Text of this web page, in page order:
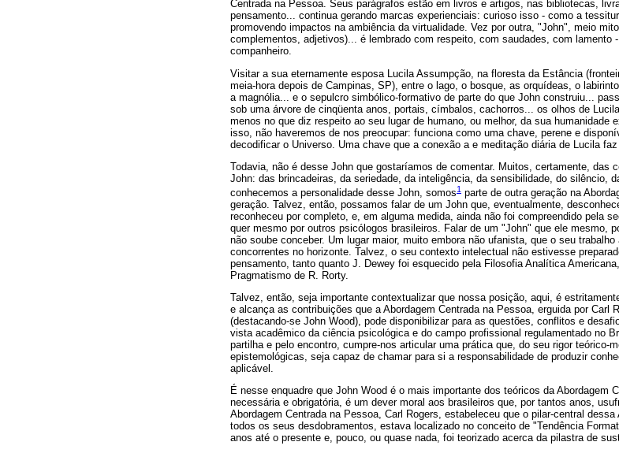
Centrada na Pessoa. Seus parágrafos estão em livros e artigos, nas bibliotecas,
pensamento... continua gerando marcas experienciais: curioso isso - como a
promovendo impactos na ambiência da virtualidade. Vez por outra, "John", meio
complementos, adjetivos)... é lembrado com respeito, com saudades, com lamento
companheiro.
Visitar a sua eternamente esposa Lucila Assumpção, na floresta da Estância
meia-hora depois de Campinas, SP), entre o lago, o bosque, as orquídeas, o
a magnólia... e o sepulcro simbólico-formativo de parte do que John construiu...
sob uma árvore de cinqüenta anos, portais, címbalos, cachorros... os olhos de
menos no que diz respeito ao seu lugar de humano, ou melhor, da sua humanidade
isso, não haveremos de nos preocupar: funciona como uma chave, perene e
decodificar o Universo. Uma chave que a conexão a e meditação diária de Lucila faz
Todavia, não é desse John que gostaríamos de comentar. Muitos, certamente, das
John: das brincadeiras, da seriedade, da inteligência, da sensibilidade, do silêncio,
conhecemos a personalidade desse John, somos1 parte de outra geração na
geração. Talvez, então, possamos falar de um John que, eventualmente,
reconheceu por completo, e, em alguma medida, ainda não foi compreendido pela
quer mesmo por outros psicólogos brasileiros. Falar de um "John" que ele mesmo,
não soube conceber. Um lugar maior, muito embora não ufanista, que o seu
concorrentes no horizonte. Talvez, o seu contexto intelectual não estivesse
pensamento, tanto quanto J. Dewey foi esquecido pela Filosofia Analítica
Pragmatismo de R. Rorty.
Talvez, então, seja importante contextualizar que nossa posição, aqui, é
e alcança as contribuições que a Abordagem Centrada na Pessoa, erguida por Carl
(destacando-se John Wood), pode disponibilizar para as questões, conflitos e
vista acadêmico da ciência psicológica e do campo profissional regulamentado no
partilha e pelo encontro, cumpre-nos articular uma prática que, do seu rigor teórico-
epistemológicas, seja capaz de chamar para si a responsabilidade de produzir
aplicável.
É nesse enquadre que John Wood é o mais importante dos teóricos da Abordagem
necessária e obrigatória, é um dever moral aos brasileiros que, por tantos anos,
Abordagem Centrada na Pessoa, Carl Rogers, estabeleceu que o pilar-central
todos os seus desdobramentos, estava localizado no conceito de "Tendência
anos até o presente e, pouco, ou quase nada, foi teorizado acerca da pilastra de